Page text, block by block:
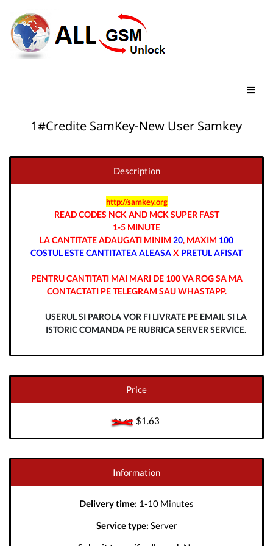
1#Credite SamKey-New User Samkey
Description
http://samkey.org
READ CODES NCK AND MCK SUPER FAST
1-5 MINUTE
LA CANTITATE ADAUGATI MINIM 20, MAXIM 100
COSTUL ESTE CANTITATEA ALEASAX PRETUL AFISAT
PENTRU CANTITATI MAI MARI DE 100 VA ROG SA MA
CONTACTATI PE TELEGRAM SAU WHASTAPP.
USERUL SI PAROLA VOR FI LIVRATE PE EMAIL SI LA
ISTORIC COMANDA PE RUBRICA SERVER SERVICE.
Price
$1.63$1.63
Information
Delivery time: 1-10 Minutes
Service type: Server